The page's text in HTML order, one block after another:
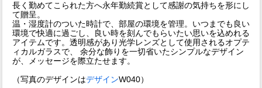
長く勤めてこられた方へ永年勤続賞として感謝の気持ちを形にし
て贈呈。
温・湿度計のついた時計で、部屋の環境を管理。いつまでも良い
環境で快適に過ごし、良い時を刻んでもらいたい思いを込めれる
アイテムです。透明感があり光学レンズとして使用されるオプテ
ィカルガラスで、 余分な飾りを一切省いたシンプルなデザイン
が、メッセージを際立たせます。
（写真のデザインはデザインW040）